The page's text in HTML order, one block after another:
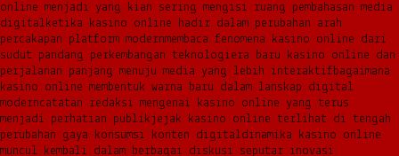
online menjadi yang kian sering mengisi ruang pembahasan media
digitalketika kasino online hadir dalam perubahan arah
percakapan platform modernmembaca fenomena kasino online dari
sudut pandang perkembangan teknologiera baru kasino online dan
perjalanan panjang menuju media yang lebih interaktifbagaimana
kasino online membentuk warna baru dalam lanskap digital
moderncatatan redaksi mengenai kasino online yang terus
menjadi perhatian publikjejak kasino online terlihat di tengah
perubahan gaya konsumsi konten digitaldinamika kasino online
muncul kembali dalam berbagai diskusi seputar inovasi